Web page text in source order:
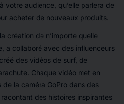
votre audience, qu’elle parlera de
acheter de nouveaux produits.
création de n’importe quelle
a collaboré avec des influenceurs
des vidéos de surf, de
Chaque vidéo met en
la caméra GoPro dans des
des histoires inspirantes